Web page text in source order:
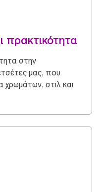
πρακτικότητα
στην
μας, που
χρωμάτων, στιλ και